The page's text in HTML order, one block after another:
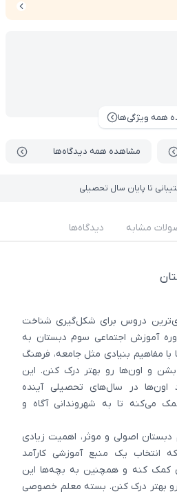
همه ویژگی‌ها
مشاهده همه دیدگاه‌ها
تا پایان سال تحصیلی
مشابه دیدگاه‌ها
دروس برای شکل‌گیری شناخت
آموزش اجتماعی سوم دبستان به
مفاهیم بنیادی مثل جامعه، فرهنگ
و اون‌ها رو بهتر درک کنن. این
اون‌ها در سال‌های تحصیلی آینده
می‌کنه تا به شهروندانی آگاه و
اصولی و موثر، اهمیت زیادی
انتخاب یک منبع آموزشی کارآمد
کمک کنه و همچنین به بچه‌ها این
بهتر درک کنن. بسته معلم خصوصی